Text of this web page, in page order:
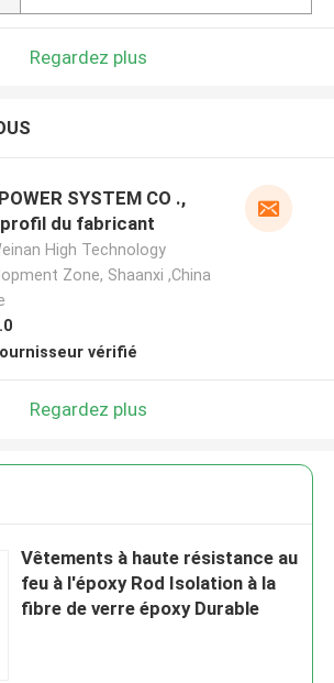
Regardez plus
SYSTEM CO .,
profil du fabricant
High Technology
Zone, Shaanxi ,China
vérifié
Regardez plus
Vêtements à haute résistance au
feu à l'époxy Rod Isolation à la
fibre de verre époxy Durable